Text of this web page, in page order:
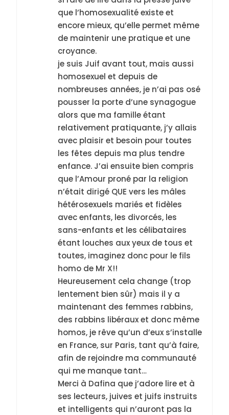
que l’homosexualité existe et
encore mieux, qu’elle permet même
de maintenir une pratique et une
croyance.
je suis Juif avant tout, mais aussi
homosexuel et depuis de
nombreuses années, je n’ai pas osé
pousser la porte d’une synagogue
alors que ma famille étant
relativement pratiquante, j’y allais
avec plaisir et besoin pour toutes
les fêtes depuis ma plus tendre
enfance. J’ai ensuite bien compris
que l’Amour proné par la religion
n’était dirigé QUE vers les mâles
hétérosexuels mariés et fidèles
avec enfants, les divorcés, les
sans-enfants et les célibataires
étant louches aux yeux de tous et
toutes, imaginez donc pour le fils
homo de Mr X!!
Heureusement cela change (trop
lentement bien sûr) mais il y a
maintenant des femmes rabbins,
des rabbins libéraux et donc même
homos, je rêve qu’un d’eux s’installe
en France, sur Paris, tant qu’à faire,
afin de rejoindre ma communauté
qui me manque tant…
Merci à Dafina que j’adore lire et à
ses lecteurs, juives et juifs instruits
et intelligents qui n’auront pas la
2025, l’année la plus
meurtrière selon le
rapport d’ADL contre
l’antisémitisme
ISRAÉL